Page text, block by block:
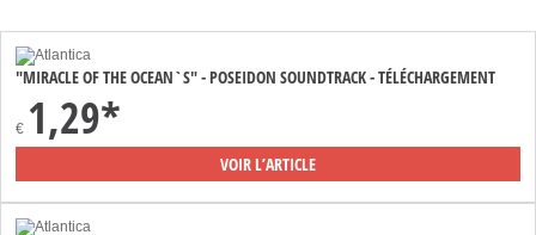
"MIRACLE OF THE OCEAN`S" - POSEIDON SOUNDTRACK - TÉLÉCHARGEMENT
€ 1,29*
VOIR L’ARTICLE